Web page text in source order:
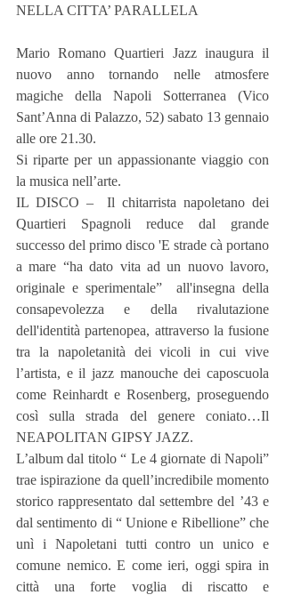
NELLA CITTA’ PARALLELA
Mario Romano Quartieri Jazz inaugura il
nuovo anno tornando nelle atmosfere
magiche della Napoli Sotterranea (Vico
Sant’Anna di Palazzo, 52) sabato 13 gennaio
alle ore 21.30.
Si riparte per un appassionante viaggio con
la musica nell’arte.
IL DISCO –  Il chitarrista napoletano dei
Quartieri Spagnoli reduce dal grande
successo del primo disco 'E strade cà portano
a mare “ha dato vita ad un nuovo lavoro,
originale e sperimentale”  all'insegna della
consapevolezza e della rivalutazione
dell'identità partenopea, attraverso la fusione
tra la napoletanità dei vicoli in cui vive
l’artista, e il jazz manouche dei caposcuola
come Reinhardt e Rosenberg, proseguendo
così sulla strada del genere coniato…Il
NEAPOLITAN GIPSY JAZZ.
L’album dal titolo “ Le 4 giornate di Napoli”
trae ispirazione da quell’incredibile momento
storico rappresentato dal settembre del ’43 e
dal sentimento di “ Unione e Ribellione” che
unì i Napoletani tutti contro un unico e
comune nemico. E come ieri, oggi spira in
città una forte voglia di riscatto e